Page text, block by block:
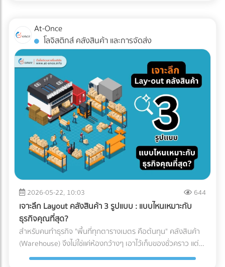
รูปธรรม และผ่านมาตรฐานระดับโลกอย่าง HACCP, GMP หรือ
BRC ได้ง่ายขึ้น ต้องการอัปเกรดเทคโนโลยีตรวจสอบคุณภาพใน
โรงงานอาหาร? ค้นหาตัวแทนจำหน่ายเครื่องจักร และผู้ให้บริการ
ระบบ Inspection Systems ระดับอุตสาหกรรม ที่ At-Once
ปลาย หรือบางครั้งเลือกใช้รถผิดประเภทจนสินค้าเสียหายระหว่าง
ทาง (เช่น โดนฝนสาด หรืออุณหภูมิเปลี่ยน) บทความนี้จะพาคุณ
ไปกางโพย ประเภทรถขนส่ง Logistics เพื่อให้คุณจับคู่สินค้ากับ
ยานพาหนะได้อย่างถูกต้อง คุ้มค่า และตอบโจทย์ธุรกิจมากที่สุด
ทำไมฝ่ายจัดซื้อต้องซีเรียสเรื่อง "ประเภทรถขนส่ง"? การตัดสินใจ
เลือกรถขนส่งมีผลโดยตรงต่อกำไร (Profit Margin) ของบริษัท
เพราะรถแต่ละประเภทมีข้อจำกัดทางกฎหมายและลักษณะทาง
กายภาพที่ต่างกัน: กฎหมายน้ำหนักบรรทุก: รถแต่ละคันถูกจำกัด
น้ำหนักไม่ให้เกินมาตรฐาน หากฝ่าฝืน บริษัทของคุณอาจโดนค่า
ปรับมหาศาลและเสียประวัติ ข้อจำกัดเรื่องเวลาและเส้นทาง: รถ
บรรทุกขนาดใหญ่ (ตั้งแต่ 6 ล้อขึ้นไป) จะติดช่วงเวลาห้ามวิ่งใน
เขตกรุงเทพฯ และปริมณฑล หากสินค้าคุณต้องส่งด่วน การเลือก
รถผิดอาจทำให้ผิดนัดลูกค้าได้ เปิดโพย 5 ประเภทรถขนส่งยอด
ฮิต: สินค้าแบบไหน ใช้รถอะไร? เพื่อให้เห็นภาพชัดเจน เราขอแบ่ง
ประเภทรถที่ใช้บ่อยในวงการโลจิสติกส์ออกเป็น 5 ประเภทหลัก
ดังนี้: 1. รถกระบะตอนเดียว (ตู้ทึบ / คอก) ราชาแห่งความคล่อง
ตัว วิ่งได้ตลอด 24 ชั่วโมง โดยไม่มีข้อจำกัดด้านเวลา เเละบรรทุก
น้ำหนักได้ประมาณ 1-2 ตัน (ขึ้นอยู่กับโครงสร้างและการดัดแปลง
ของรถ ) ตู้ทึบ: เหมาะกับสินค้าที่ต้องการการปกป้องจากแดด ฝน
และฝุ่นละออง 100% คอกเหล็ก: เหมาะกับสินค้าที่รูปทรงไม่
At-Once
โลจิสติกส์ คลังสินค้า และการจัดส่ง
2026-05-22, 10:03 644
เจาะลึก Layout คลังสินค้า 3 รูปแบบ : แบบไหนเหมาะกับ
ธุรกิจคุณที่สุด?
สำหรับคนทำธุรกิจ "พื้นที่ทุกตารางเมตร คือต้นทุน" คลังสินค้า
(Warehouse) จึงไม่ใช่แค่ห้องกว้างๆ เอาไว้เก็บของชั่วคราว แต่
เป็นหัวใจสำคัญของระบบ Supply Chain พอๆกับการจัดการคลัง